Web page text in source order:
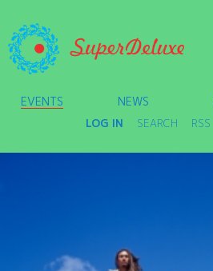
EVENTS NEWS
LOG IN SEARCH RSS